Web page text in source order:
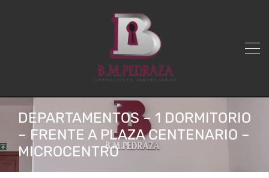
DEPARTAMENTOS – 1 DORMITORIO
– FRENTE A PLAZA CENTENARIO –
MICROCENTRO